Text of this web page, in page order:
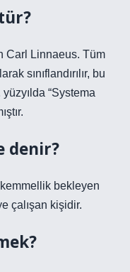
Carl Linnaeus. Tüm
sınıflandırılır, bu
“Systema
denir?
bekleyen
çalışan kişidir.